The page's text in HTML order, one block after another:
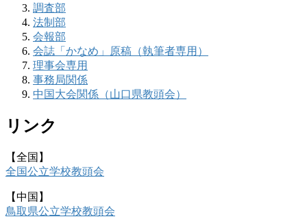
調査部
法制部
会報部
会誌「かなめ」原稿（執筆者専用）
理事会専用
事務局関係
中国大会関係（山口県教頭会）
リンク
【全国】
全国公立学校教頭会
【中国】
鳥取県公立学校教頭会